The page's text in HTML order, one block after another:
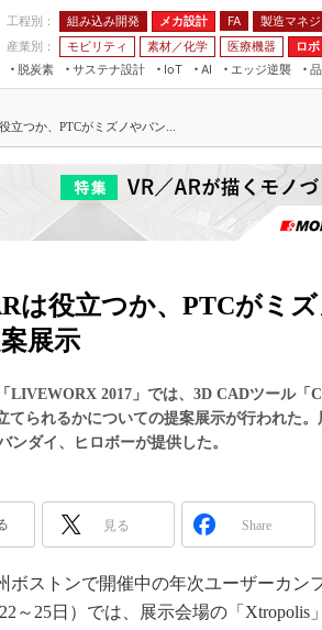
工程別： 組み込み開発 メカ設計 FA 製造マネ
産業別：
モビリティ 素材／化学 医療機器 ロ
脱炭素
サステナ設計
IoT
場
ビス
AI
備保全
AI
エッジ逆襲
JIMTOF
組込み/エッジ コンピューティング
展＆IoT/5Gソリューション展
国際ロボット展
TECHNO-FRONTIER
EdgeTech+
日本ものづくりワールド
産業オープンネット展
5G
VR／AR
フィールドサービス
組み込み画像技術
車載ソフト開発
ISO26262
3Dプリンタ
デジタルツインとCAE
インダストリー4.0
製造マネジメン
FA
モビリティ
立つか、PTCがミズノやバン...
は役立つか、PTCがミ
展示
LIVEWORX 2017」では、3D CADツール「
られるかについての提案展示が行われた。
ンダイ、ヒロボーが提供した。
見る Share
ストンで開催中の年次ユーザーカン
～25日）では、展示会場の「Xtropolis